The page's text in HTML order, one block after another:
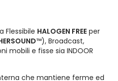
Flessibile HALOGEN FREE per
™), Broadcast,
mobili e fisse sia INDOOR
che mantiene ferme ed